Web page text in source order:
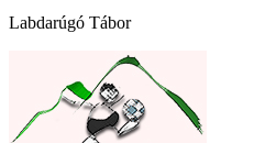
Labdarúgó Tábor